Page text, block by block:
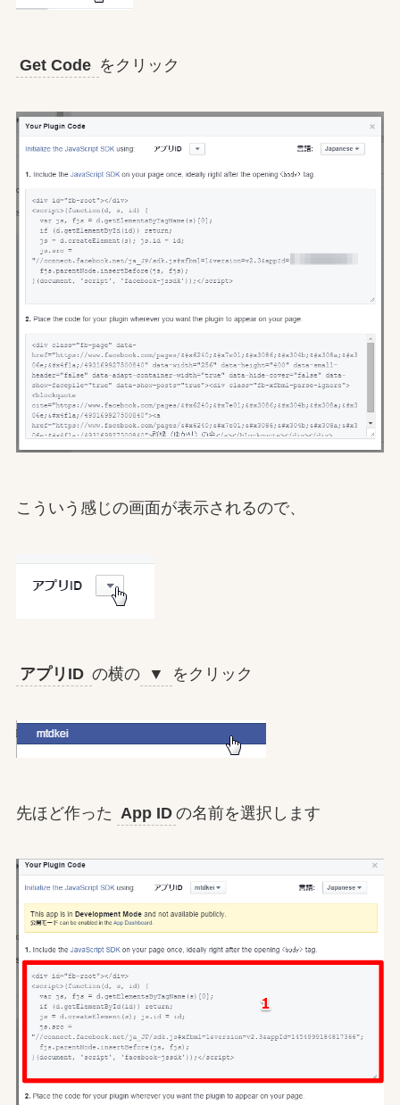
Get Code をクリック
こういう感じの画面が表示されるので、
アプリID の横の ▼ をクリック
先ほど作った App ID の名前を選択します